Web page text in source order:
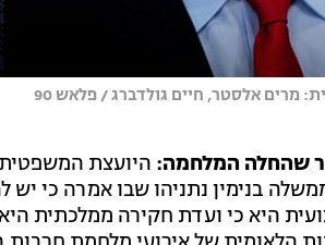
מרים אלסטר, חיים גולדברג / פלאש 90
היועצת
היא כי ועדת חקירה ממלכתית